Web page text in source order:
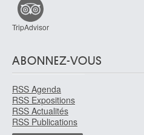
TripAdvisor
ABONNEZ-VOUS
RSS Agenda
RSS Expositions
RSS Actualités
RSS Publications